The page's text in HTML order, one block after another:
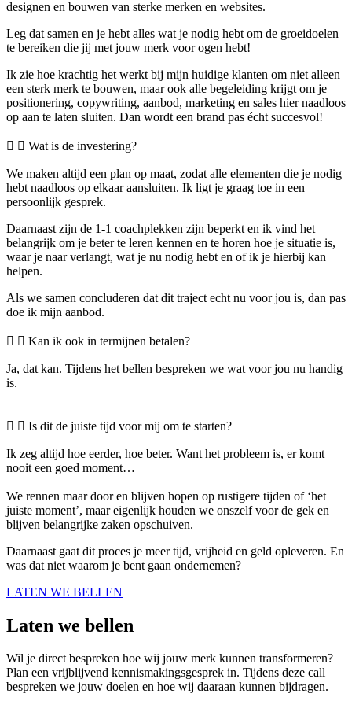
designen en bouwen van sterke merken en websites.
Leg dat samen en je hebt alles wat je nodig hebt om de groeidoelen
te bereiken die jij met jouw merk voor ogen hebt!
Ik zie hoe krachtig het werkt bij mijn huidige klanten om niet alleen
een sterk merk te bouwen, maar ook alle begeleiding krijgt om je
positionering, copywriting, aanbod, marketing en sales hier naadloos
op aan te laten sluiten. Dan wordt een brand pas écht succesvol!
Wat is de investering?
We maken altijd een plan op maat, zodat alle elementen die je nodig
hebt naadloos op elkaar aansluiten. Ik ligt je graag toe in een
persoonlijk gesprek.
Daarnaast zijn de 1-1 coachplekken zijn beperkt en ik vind het
belangrijk om je beter te leren kennen en te horen hoe je situatie is,
waar je naar verlangt, wat je nu nodig hebt en of ik je hierbij kan
helpen.
Als we samen concluderen dat dit traject echt nu voor jou is, dan pas
doe ik mijn aanbod.
Kan ik ook in termijnen betalen?
Ja, dat kan. Tijdens het bellen bespreken we wat voor jou nu handig
is.
Is dit de juiste tijd voor mij om te starten?
Ik zeg altijd hoe eerder, hoe beter. Want het probleem is, er komt
nooit een goed moment…
We rennen maar door en blijven hopen op rustigere tijden of ‘het
juiste moment’, maar eigenlijk houden we onszelf voor de gek en
blijven belangrijke zaken opschuiven.
Daarnaast gaat dit proces je meer tijd, vrijheid en geld opleveren. En
was dat niet waarom je bent gaan ondernemen?
LATEN WE BELLEN
Laten we bellen
Wil je direct bespreken hoe wij jouw merk kunnen transformeren?
Plan een vrijblijvend kennismakingsgesprek in. Tijdens deze call
bespreken we jouw doelen en hoe wij daaraan kunnen bijdragen.